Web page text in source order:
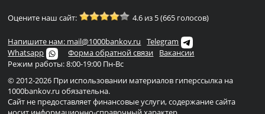
Оцените наш сайт: 4.6 из 5 (665 голосов)
Напишите нам: mail@1000bankov.ru
Telegram
Whatsapp
Форма обратной связи
Вакансии
Режим работы: 8:00-19:00 Пн-Вс
© 2012-2026 При использовании материалов гиперссылка на
1000bankov.ru обязательна.
Сайт не предоставляет финансовые услуги, содержание сайта